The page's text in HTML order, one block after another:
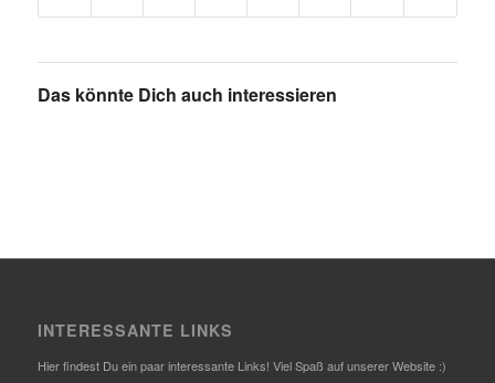
Das könnte Dich auch interessieren
INTERESSANTE LINKS
Hier findest Du ein paar interessante Links! Viel Spaß auf unserer Website :)